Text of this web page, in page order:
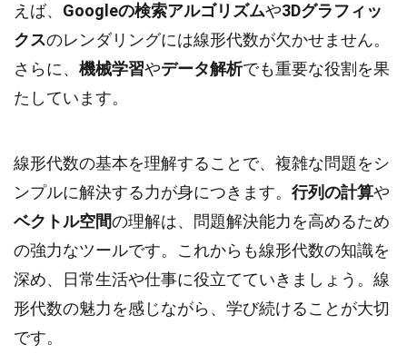
えば、 Googleの検索アルゴリズムや3Dグラフィッ
クスのレンダリングには線形代数が欠かせません。
さらに、 機械学習やデータ解析でも重要な役割を果
たしています。
線形代数の基本を理解することで、複雑な問題をシ
ンプルに解決する力が身につきます。 行列の計算や
ベクトル空間の理解は、問題解決能力を高めるため
の強力なツールです。これからも線形代数の知識を
深め、日常生活や仕事に役立てていきましょう。線
形代数の魅力を感じながら、学び続けることが大切
です。